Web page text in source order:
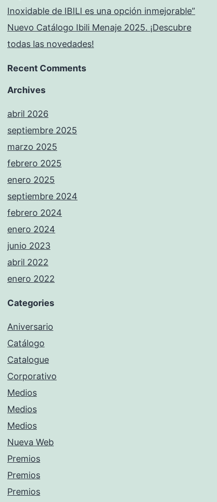
Inoxidable de IBILI es una opción inmejorable”
Nuevo Catálogo Ibili Menaje 2025. ¡Descubre
todas las novedades!
Recent Comments
Archives
abril 2026
septiembre 2025
marzo 2025
febrero 2025
enero 2025
septiembre 2024
febrero 2024
enero 2024
junio 2023
abril 2022
enero 2022
Categories
Aniversario
Catálogo
Catalogue
Corporativo
Medios
Medios
Medios
Nueva Web
Premios
Premios
Premios